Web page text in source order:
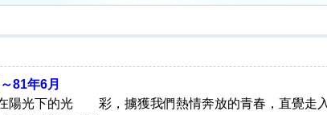
年6月
光下的光 彩，擄獲我們熱情奔放的青春，直覺走